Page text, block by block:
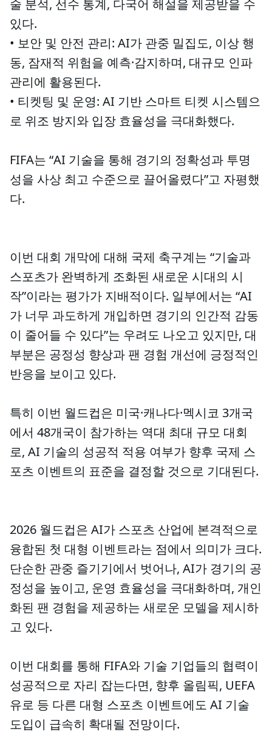
술 분석, 선수 통계, 다국어 해설을 제공받을 수
있다.
• 보안 및 안전 관리: AI가 관중 밀집도, 이상 행
동, 잠재적 위험을 예측·감지하며, 대규모 인파
관리에 활용된다.
• 티켓팅 및 운영: AI 기반 스마트 티켓 시스템으
로 위조 방지와 입장 효율성을 극대화했다.
FIFA는 “AI 기술을 통해 경기의 정확성과 투명
성을 사상 최고 수준으로 끌어올렸다”고 자평했
다.
이번 대회 개막에 대해 국제 축구계는 “기술과
스포츠가 완벽하게 조화된 새로운 시대의 시
작”이라는 평가가 지배적이다. 일부에서는 “AI
가 너무 과도하게 개입하면 경기의 인간적 감동
이 줄어들 수 있다”는 우려도 나오고 있지만, 대
부분은 공정성 향상과 팬 경험 개선에 긍정적인
반응을 보이고 있다.
특히 이번 월드컵은 미국·캐나다·멕시코 3개국
에서 48개국이 참가하는 역대 최대 규모 대회
로, AI 기술의 성공적 적용 여부가 향후 국제 스
포츠 이벤트의 표준을 결정할 것으로 기대된다.
2026 월드컵은 AI가 스포츠 산업에 본격적으로
융합된 첫 대형 이벤트라는 점에서 의미가 크다.
단순한 관중 즐기기에서 벗어나, AI가 경기의 공
정성을 높이고, 운영 효율성을 극대화하며, 개인
화된 팬 경험을 제공하는 새로운 모델을 제시하
고 있다.
이번 대회를 통해 FIFA와 기술 기업들의 협력이
성공적으로 자리 잡는다면, 향후 올림픽, UEFA
유로 등 다른 대형 스포츠 이벤트에도 AI 기술
도입이 급속히 확대될 전망이다.